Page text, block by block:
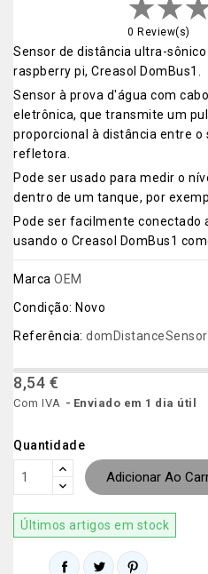
0 Review(s)
Sensor de distância ultra-
raspberry pi, Creasol DomBus1.
Sensor à prova d'água com
eletrônica, que transmite um
proporcional à distância entre o
refletora.
Pode ser usado para medir o
dentro de um tanque, por
Pode ser facilmente conectado
usando o Creasol DomBus1
Marca OEM
Condição: Novo
Referência: domDistanceSensor
8,54 €
Com IVA Enviado em 1 dia útil
Quantidade
Adicionar Ao
Últimos artigos em stock